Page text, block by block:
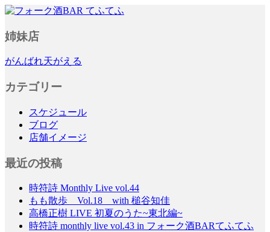
姉妹店
がんばれ天がえる
カテゴリー
スケジュール
ブログ
店舗イメージ
最近の投稿
時符詩 Monthly Live vol.44
もも散歩 Vol.18 with 槌谷知佳
高橋正樹 LIVE 初夏のうた~東北編~
時符詩 monthly live vol.43 in フォーク酒BARてふてふ